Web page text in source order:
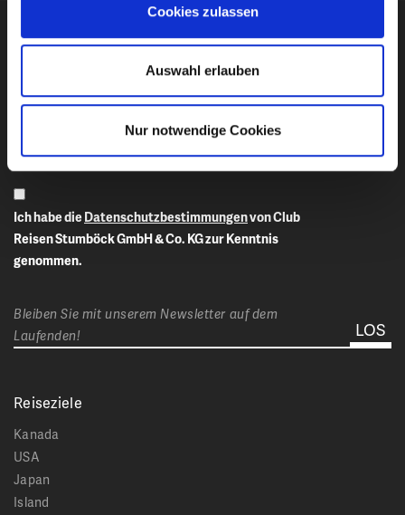
Cookies zulassen
Auswahl erlauben
Nur notwendige Cookies
Newsletter-Anmeldung
Ich habe dieDatenschutzbestimmungen
Reisen Stumböck GmbH & Co. KG zur Kenntnis
genommen.
Bleiben Sie mit unserem Newsletter auf dem
Laufenden!
Reiseziele
Kanada
USA
Japan
Island